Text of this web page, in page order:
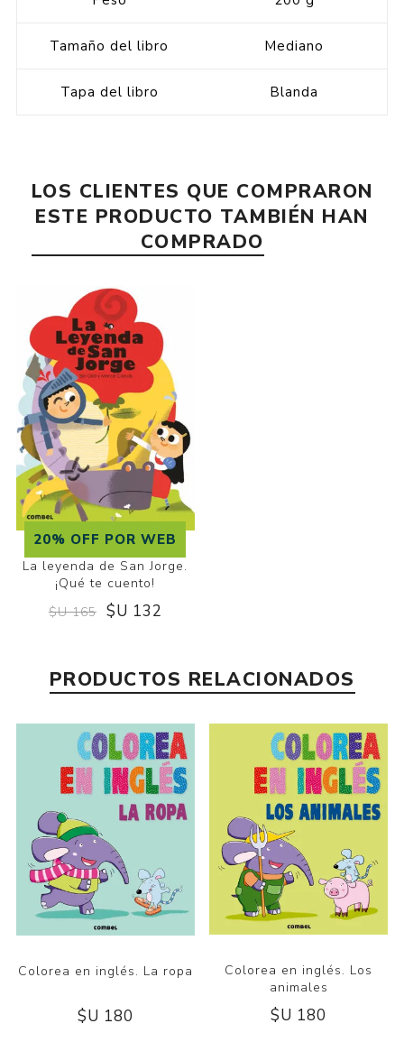
Tamaño del libro Mediano
Tapa del libro Blanda
LOS CLIENTES QUE COMPRARON
ESTE PRODUCTO TAMBIÉN HAN
COMPRADO
20% OFF POR WEB
La leyenda de San Jorge.
¡Qué te cuento!
$U 165 $U 132
PRODUCTOS RELACIONADOS
Colorea en inglés. La ropa
$U 180
Colorea en inglés. Los
animales
$U 180